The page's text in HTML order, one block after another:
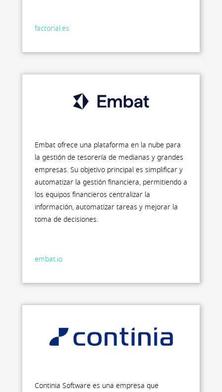
factorial.es
Embat ofrece una plataforma en la nube para
la gestión de tesorería de medianas y grandes
empresas. Su objetivo principal es simplificar y
automatizar la gestión financiera, permitiendo a
los equipos financieros centralizar la
información, automatizar tareas y mejorar la
toma de decisiones.
embat.io
Continia Software es una empresa que